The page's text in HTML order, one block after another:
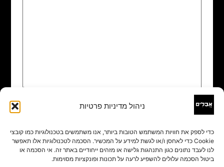
ניהול מדיניות פרטיות
כדי לספק את חוויות המשתמש הטובות ביותר, אנו משתמשים בטכנולוגיות כמו קובצי
Cookie כדי לאחסן ו/או לגשת למידע על המכשיר. הסכמה לטכנולוגיות אלו תאפשר
לנו לעבד נתונים כגון התנהגות גלישה או מזהים ייחודיים באתר זה. אי הסכמה או
ביטול הסכמה עלולים להשפיע לרעה על תכונות ופונקציות מסוימות.
שם
אימייל*